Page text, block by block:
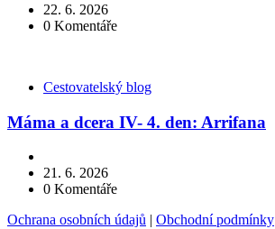
22. 6. 2026
0 Komentáře
KategorieCestovatelský blog
Máma a dcera IV- 4. den: Arrifana
21. 6. 2026
0 Komentáře
Ochrana osobních údajů | Obchodní podmínky